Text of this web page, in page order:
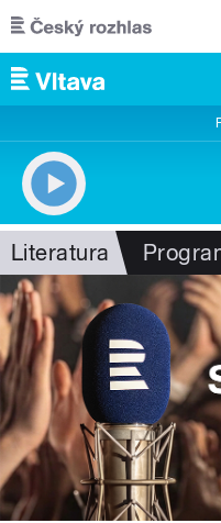
Přejít k hlavnímu obsahu
Literatura